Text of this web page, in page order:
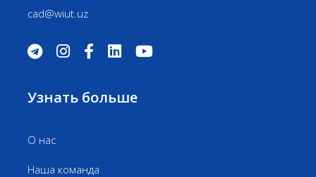
cad@wiut.uz
Узнать больше
О нас
Наша команда